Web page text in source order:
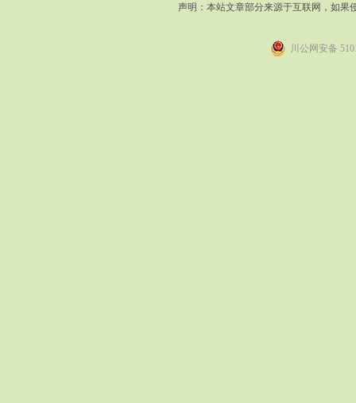
声明：本站文章部分来源于互联网，如果
川公网安备